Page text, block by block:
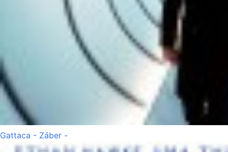
Gattaca - Záber -